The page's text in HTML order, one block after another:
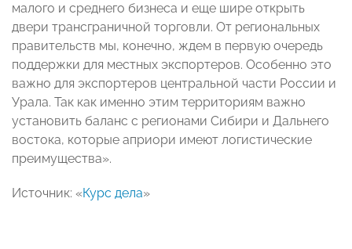
малого и среднего бизнеса и еще шире открыть
двери трансграничной торговли. От региональных
правительств мы, конечно, ждем в первую очередь
поддержки для местных экспортеров. Особенно это
важно для экспортеров центральной части России и
Урала. Так как именно этим территориям важно
установить баланс с регионами Сибири и Дальнего
востока, которые априори имеют логистические
преимущества».
Источник: «Курс дела»